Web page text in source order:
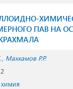
ПАВ НА
Махкамов Р.Р.